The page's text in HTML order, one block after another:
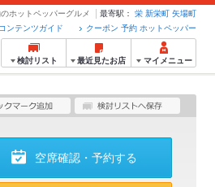
ホットペッパーグルメ 最寄駅： 栄 新栄町 矢場町
クーポン 予約 ホットペッパー
コンテンツガイド
検討リスト 最近見たお店 マイメニュー
空席確認・予約する